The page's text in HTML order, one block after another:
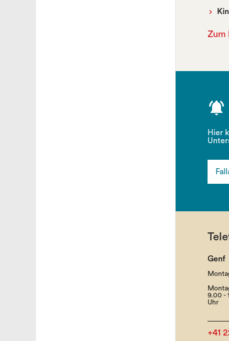
Zum
Hier
Genf
9.00 -
Uhr
+41